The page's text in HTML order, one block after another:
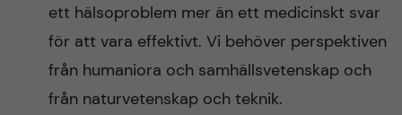
ett hälsoproblem mer än ett medicinskt svar
för att vara effektivt. Vi behöver perspektiven
från humaniora och samhällsvetenskap och
från naturvetenskap och teknik.